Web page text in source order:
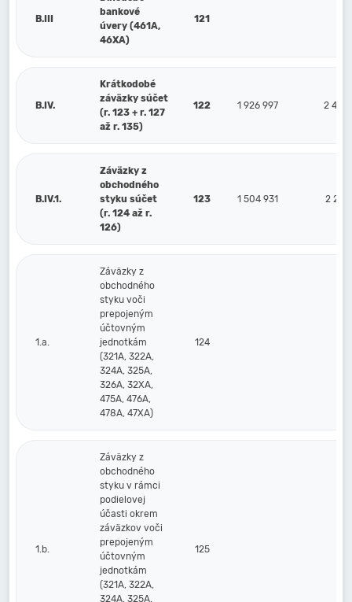
B.III
bankové
úvery (461A,
46XA)
121
B.IV.
Krátkodobé
záväzky súčet
(r. 123 + r. 127
až r. 135)
122 1 926 997 2 446
B.IV.1.
Záväzky z
obchodného
styku súčet
(r. 124 až r.
126)
123 1 504 931 2 212
1.a.
Záväzky z
obchodného
styku voči
prepojeným
účtovným
jednotkám
(321A, 322A,
324A, 325A,
326A, 32XA,
475A, 476A,
478A, 47XA)
124
1.b.
Záväzky z
obchodného
styku v rámci
podielovej
účasti okrem
záväzkov voči
prepojeným
účtovným
jednotkám
(321A, 322A,
324A, 325A,
125